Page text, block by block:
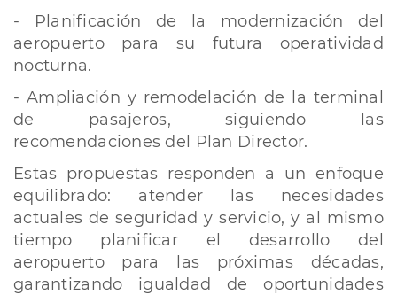
- Planificación de la modernización del
aeropuerto para su futura operatividad
nocturna.
- Ampliación y remodelación de la terminal
de pasajeros, siguiendo las
recomendaciones del Plan Director.
Estas propuestas responden a un enfoque
equilibrado: atender las necesidades
actuales de seguridad y servicio, y al mismo
tiempo planificar el desarrollo del
aeropuerto para las próximas décadas,
garantizando igualdad de oportunidades